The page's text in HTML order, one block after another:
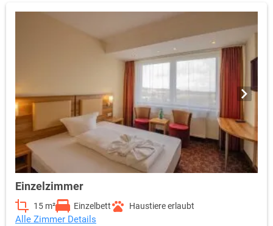
Einzelzimmer
15 m² Einzelbett Haustiere erlaubt
Alle Zimmer Details